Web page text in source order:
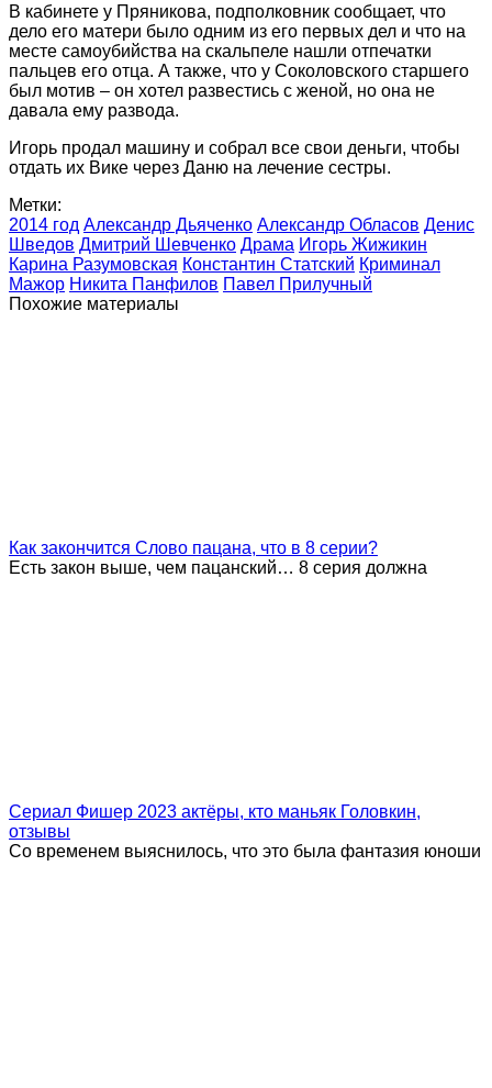
В кабинете у Пряникова, подполковник сообщает, что
дело его матери было одним из его первых дел и что на
месте самоубийства на скальпеле нашли отпечатки
пальцев его отца. А также, что у Соколовского старшего
был мотив – он хотел развестись с женой, но она не
давала ему развода.
Игорь продал машину и собрал все свои деньги, чтобы
отдать их Вике через Даню на лечение сестры.
Метки:
2014 год Александр Дьяченко Александр Обласов Денис
Шведов Дмитрий Шевченко Драма Игорь Жижикин
Карина Разумовская Константин Статский Криминал
Мажор Никита Панфилов Павел Прилучный
Похожие материалы
Как закончится Слово пацана, что в 8 серии?
Есть закон выше, чем пацанский… 8 серия должна
Сериал Фишер 2023 актёры, кто маньяк Головкин,
отзывы
Со временем выяснилось, что это была фантазия юноши